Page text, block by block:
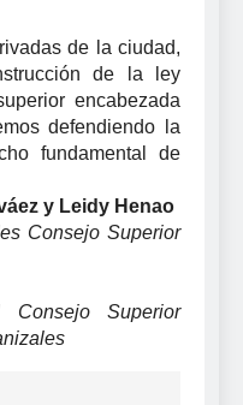
de la ciudad,
de la ley
encabezada
defendiendo la
fundamental de
y Leidy Henao
Consejo Superior
Consejo Superior